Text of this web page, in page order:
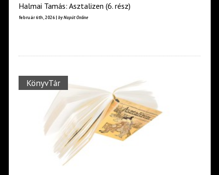
Halmai Tamás: Asztalizen (6. rész)
február 6th, 2026 | by Napút Online
KönyvTár